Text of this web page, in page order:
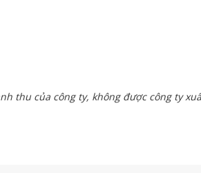
thu của công ty, không được công ty